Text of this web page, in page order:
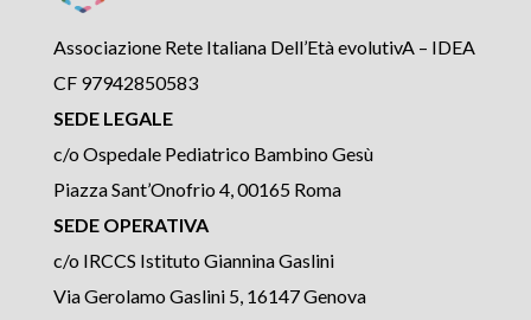
Associazione Rete Italiana Dell’Età evolutivA – IDEA
CF 97942850583
SEDE LEGALE
c/o Ospedale Pediatrico Bambino Gesù
Piazza Sant’Onofrio 4, 00165 Roma
SEDE OPERATIVA
c/o IRCCS Istituto Giannina Gaslini
Via Gerolamo Gaslini 5, 16147 Genova